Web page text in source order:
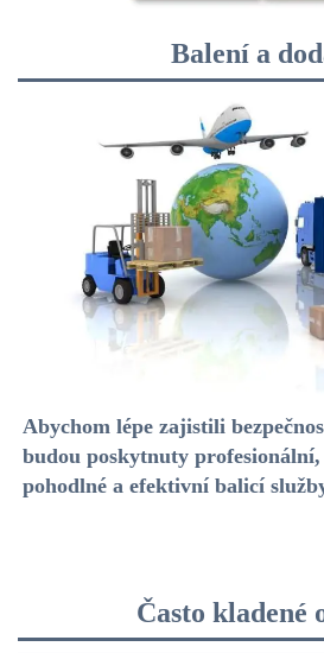
Balení a
Abychom lépe zajistili
budou poskytnuty
pohodlné a efektivní balicí
Často kladené